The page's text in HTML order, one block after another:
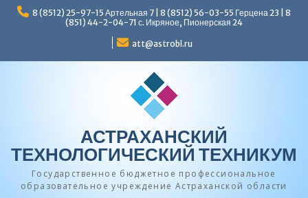
Перейти8 (8512) 25-97-15 Артельная 7 | 8 (8512) 56-03-55 Герцена 23 | 8
(851) 44-2-04-71 с. Икряное, Пионерская 24
att@astrobl.ru
АСТРАХАНСКИЙ
ТЕХНОЛОГИЧЕСКИЙ ТЕХНИКУМ
Государственное бюджетное профессиональное
образовательное учреждение Астраханской области